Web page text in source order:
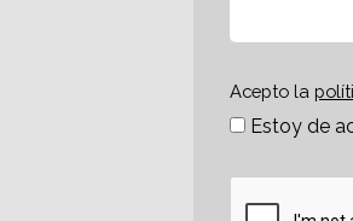
Acepto la
Estoy de